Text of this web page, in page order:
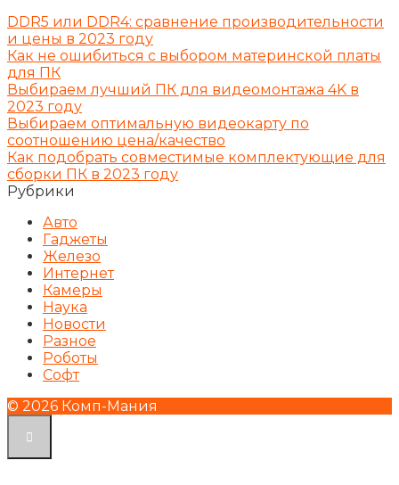
DDR5 или DDR4: сравнение производительности
и цены в 2023 году
Как не ошибиться с выбором материнской платы
для ПК
Выбираем лучший ПК для видеомонтажа 4K в
2023 году
Выбираем оптимальную видеокарту по
соотношению цена/качество
Как подобрать совместимые комплектующие для
сборки ПК в 2023 году
Рубрики
Авто
Гаджеты
Железо
Интернет
Камеры
Наука
Новости
Разное
Роботы
Софт
© 2026 Комп-Мания